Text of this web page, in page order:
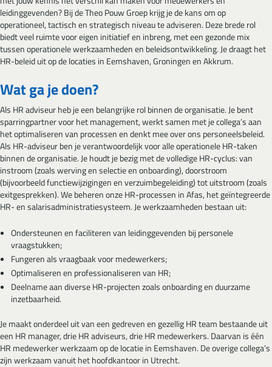
leidinggevenden? Bij de Theo Pouw Groep krijg je de kans om op
operationeel, tactisch en strategisch niveau te adviseren. Deze brede rol
biedt veel ruimte voor eigen initiatief en inbreng, met een gezonde mix
tussen operationele werkzaamheden en beleidsontwikkeling. Je draagt het
HR-beleid uit op de locaties in Eemshaven, Groningen en Akkrum.
Wat ga je doen?
Als HR adviseur heb je een belangrijke rol binnen de organisatie. Je bent
sparringpartner voor het management, werkt samen met je collega’s aan
het optimaliseren van processen en denkt mee over ons personeelsbeleid.
Als HR-adviseur ben je verantwoordelijk voor alle operationele HR-taken
binnen de organisatie. Je houdt je bezig met de volledige HR-cyclus: van
instroom (zoals werving en selectie en onboarding), doorstroom
(bijvoorbeeld functiewijzigingen en verzuimbegeleiding) tot uitstroom (zoals
exitgesprekken). We beheren onze HR-processen in Afas, het geïntegreerde
HR- en salarisadministratiesysteem. Je werkzaamheden bestaan uit:
Ondersteunen en faciliteren van leidinggevenden bij personele
vraagstukken;
Fungeren als vraagbaak voor medewerkers;
Optimaliseren en professionaliseren van HR;
Deelname aan diverse HR-projecten zoals onboarding en duurzame
inzetbaarheid.
Je maakt onderdeel uit van een gedreven en gezellig HR team bestaande uit
een HR manager, drie HR adviseurs, drie HR medewerkers. Daarvan is één
HR medewerker werkzaam op de locatie in Eemshaven. De overige collega’s
zijn werkzaam vanuit het hoofdkantoor in Utrecht.